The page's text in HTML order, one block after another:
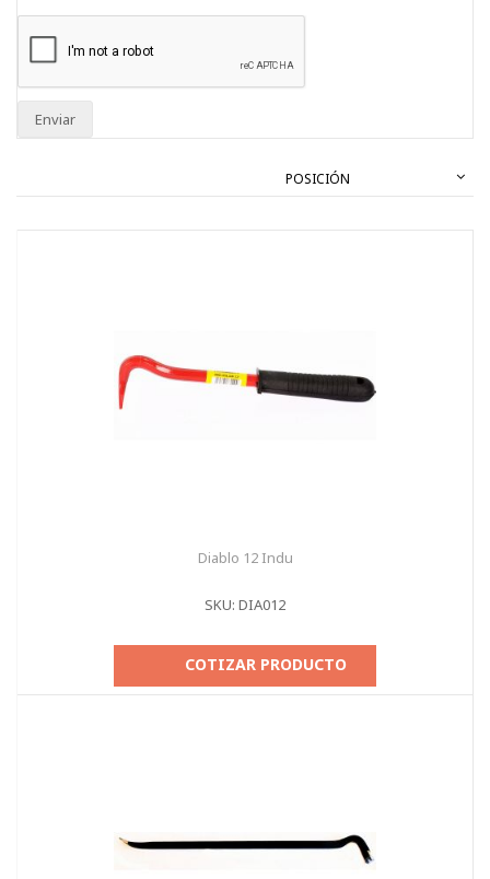
Diablo 12 Indu
SKU: DIA012
COTIZAR PRODUCTO
Enviar